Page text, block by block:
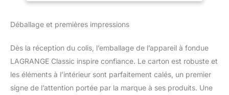
Fabrication française
Déballage et premières impressions
Dès la réception du colis, l’emballage de l’appareil à fondue
LAGRANGE Classic inspire confiance. Le carton est robuste et
les éléments à l’intérieur sont parfaitement calés, un premier
signe de l’attention portée par la marque à ses produits. Une